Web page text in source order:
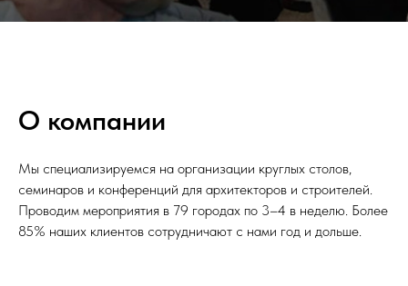
О компании
Мы специализируемся на организации круглых столов,
семинаров и конференций для архитекторов и строителей.
Проводим мероприятия в 79 городах по 3–4 в неделю. Более
85% наших клиентов сотрудничают с нами год и дольше.